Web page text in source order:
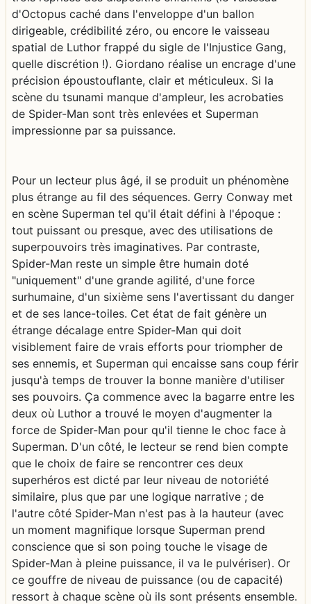
d'Octopus caché dans l'enveloppe d'un ballon
dirigeable, crédibilité zéro, ou encore le vaisseau
spatial de Luthor frappé du sigle de l'Injustice Gang,
quelle discrétion !). Giordano réalise un encrage d'une
précision époustouflante, clair et méticuleux. Si la
scène du tsunami manque d'ampleur, les acrobaties
de Spider-Man sont très enlevées et Superman
impressionne par sa puissance.
Pour un lecteur plus âgé, il se produit un phénomène
plus étrange au fil des séquences. Gerry Conway met
en scène Superman tel qu'il était défini à l'époque :
tout puissant ou presque, avec des utilisations de
superpouvoirs très imaginatives. Par contraste,
Spider-Man reste un simple être humain doté
"uniquement" d'une grande agilité, d'une force
surhumaine, d'un sixième sens l'avertissant du danger
et de ses lance-toiles. Cet état de fait génère un
étrange décalage entre Spider-Man qui doit
visiblement faire de vrais efforts pour triompher de
ses ennemis, et Superman qui encaisse sans coup férir
jusqu'à temps de trouver la bonne manière d'utiliser
ses pouvoirs. Ça commence avec la bagarre entre les
deux où Luthor a trouvé le moyen d'augmenter la
force de Spider-Man pour qu'il tienne le choc face à
Superman. D'un côté, le lecteur se rend bien compte
que le choix de faire se rencontrer ces deux
superhéros est dicté par leur niveau de notoriété
similaire, plus que par une logique narrative ; de
l'autre côté Spider-Man n'est pas à la hauteur (avec
un moment magnifique lorsque Superman prend
conscience que si son poing touche le visage de
Spider-Man à pleine puissance, il va le pulvériser). Or
ce gouffre de niveau de puissance (ou de capacité)
ressort à chaque scène où ils sont présents ensemble.